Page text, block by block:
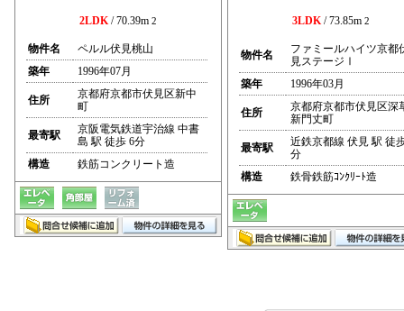
2LDK/ 70.39m 2
物件名
ペルル伏見桃山
築年
1996年07月
住所
京都府京都市伏見区新中
町
最寄駅
京阪電気鉄道宇治線 中書
島 駅 徒歩 6分
構造
鉄筋コンクリート造
3LDK/ 73.85m 2
物件名
ファミールハイツ京都
見ステージⅠ
築年
1996年03月
住所
京都府京都市伏見区深
新門丈町
最寄駅
近鉄京都線 伏見 駅 徒
分
構造
鉄骨鉄筋ｺﾝｸﾘｰﾄ造